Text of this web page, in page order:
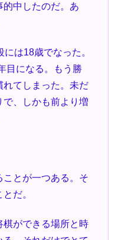
中したのだ。あ
は18歳でなった。
目になる。もう勝
てしまった。未だ
、しかも前より増
とが一つある。そ
だ。
ができる場所と時